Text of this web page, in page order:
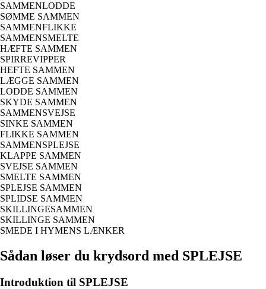
SAMMENLODDE
SØMME SAMMEN
SAMMENFLIKKE
SAMMENSMELTE
HÆFTE SAMMEN
SPIRREVIPPER
HEFTE SAMMEN
LÆGGE SAMMEN
LODDE SAMMEN
SKYDE SAMMEN
SAMMENSVEJSE
SINKE SAMMEN
FLIKKE SAMMEN
SAMMENSPLEJSE
KLAPPE SAMMEN
SVEJSE SAMMEN
SMELTE SAMMEN
SPLEJSE SAMMEN
SPLIDSE SAMMEN
SKILLINGESAMMEN
SKILLINGE SAMMEN
SMEDE I HYMENS LÆNKER
Sådan løser du krydsord med SPLEJSE
Introduktion til SPLEJSE